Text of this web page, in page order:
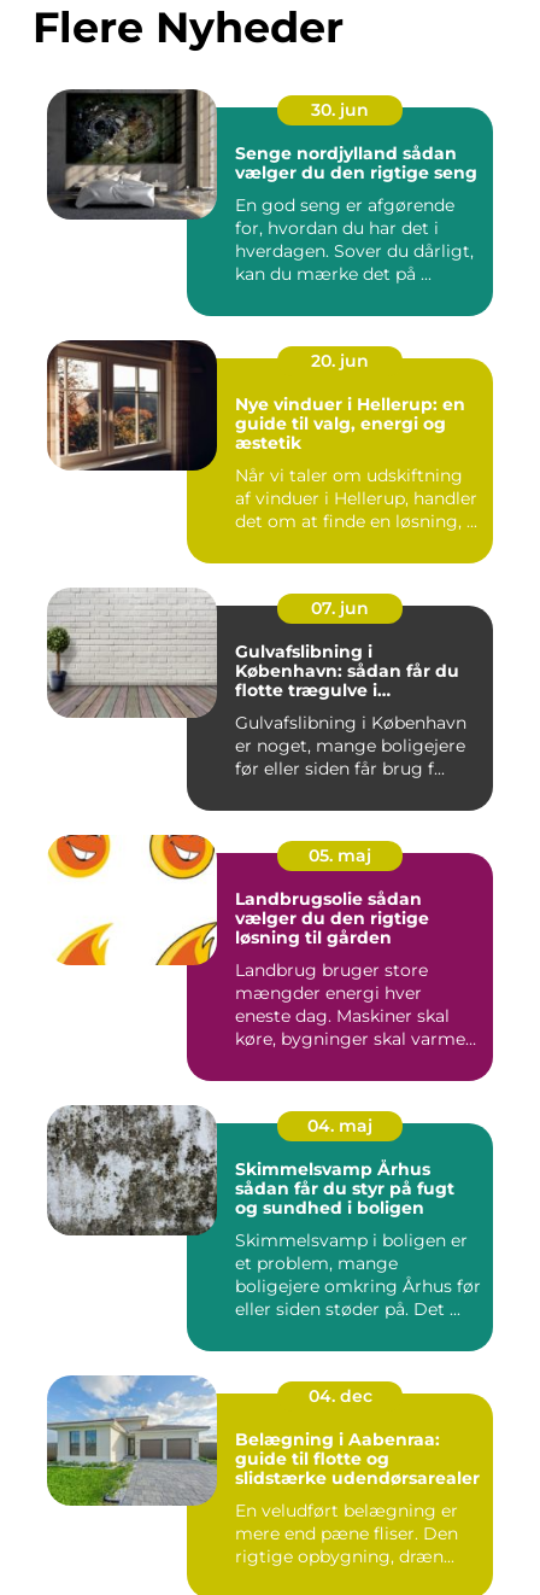
Flere Nyheder
30. jun
Senge nordjylland sådan
vælger du den rigtige seng
En god seng er afgørende
for, hvordan du har det i
hverdagen. Sover du dårligt,
kan du mærke det på ...
20. jun
Nye vinduer i Hellerup: en
guide til valg, energi og
æstetik
Når vi taler om udskiftning
af vinduer i Hellerup, handler
det om at finde en løsning, ...
07. jun
Gulvafslibning i
København: sådan får du
flotte trægulve i
Gulvafslibning i København
er noget, mange boligejere
før eller siden får brug f...
05. maj
Landbrugsolie sådan
vælger du den rigtige
løsning til gården
Landbrug bruger store
mængder energi hver
eneste dag. Maskiner skal
køre, bygninger skal varmes
04. maj
Skimmelsvamp Århus
sådan får du styr på fugt
og sundhed i boligen
Skimmelsvamp i boligen er
et problem, mange
boligejere omkring Århus før
eller siden støder på. Det ...
04. dec
Belægning i Aabenraa:
guide til flotte og
slidstærke udendørsarealer
En veludført belægning er
mere end pæne fliser. Den
rigtige opbygning, dræn...